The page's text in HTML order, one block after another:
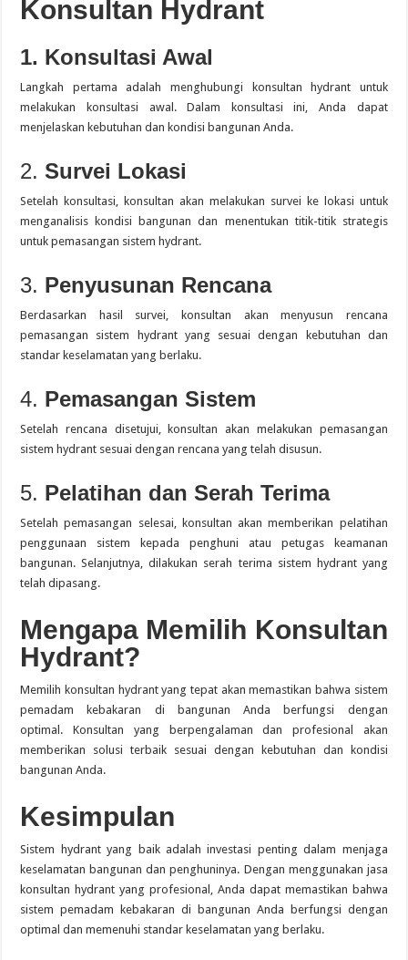
Konsultan Hydrant
1. Konsultasi Awal
Langkah pertama adalah menghubungi konsultan hydrant untuk
melakukan konsultasi awal.
Dalam konsultasi ini, Anda dapat
menjelaskan kebutuhan dan kondisi bangunan Anda.
2.Survei Lokasi
Setelah konsultasi, konsultan akan melakukan survei ke lokasi untuk
menganalisis kondisi bangunan dan menentukan titik-titik strategis
untuk pemasangan sistem hydrant.
3. Penyusunan Rencana
Berdasarkan hasil survei, konsultan akan menyusun rencana
pemasangan sistem hydrant yang sesuai dengan kebutuhan dan
standar keselamatan yang berlaku.
4. Pemasangan Sistem
Setelah rencana disetujui, konsultan akan melakukan pemasangan
sistem hydrant sesuai dengan rencana yang telah disusun.
5. Pelatihan dan Serah Terima
Setelah pemasangan selesai, konsultan akan memberikan pelatihan
penggunaan sistem kepada penghuni atau petugas keamanan
bangunan. Selanjutnya, dilakukan serah terima sistem hydrant yang
telah dipasang.
Mengapa Memilih Konsultan
Hydrant?
Memilih konsultan hydrant yang tepat akan memastikan bahwa sistem
pemadam kebakaran di bangunan Anda berfungsi dengan
optimal.
Konsultan yang berpengalaman dan profesional akan
memberikan solusi terbaik sesuai dengan kebutuhan dan kondisi
bangunan Anda.
Kesimpulan
Sistem hydrant yang baik adalah investasi penting dalam menjaga
keselamatan bangunan dan penghuninya. Dengan menggunakan jasa
konsultan hydrant yang profesional, Anda dapat memastikan bahwa
sistem pemadam kebakaran di bangunan Anda berfungsi dengan
optimal dan memenuhi standar keselamatan yang berlaku.